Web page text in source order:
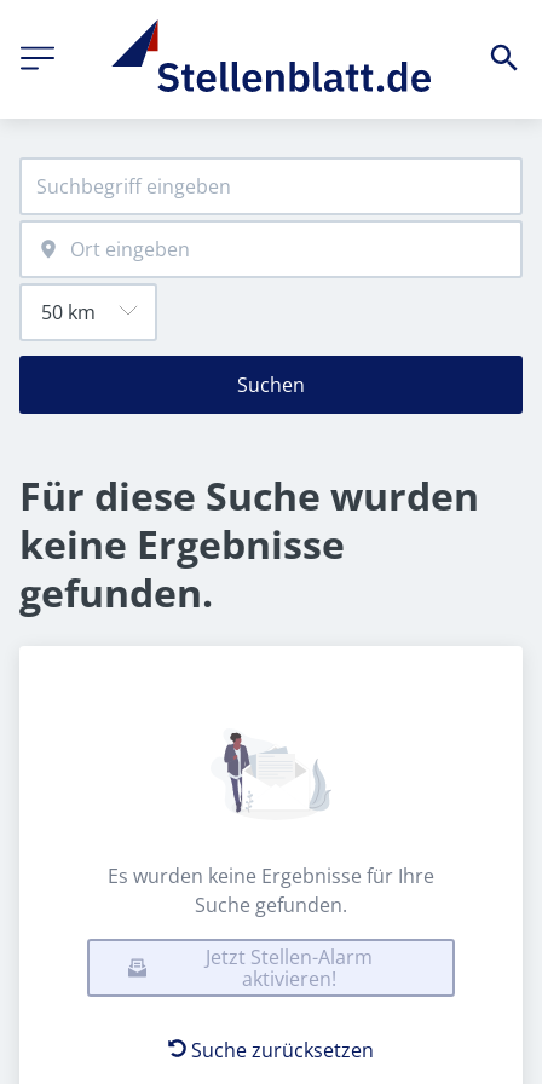
Suchen
Für diese Suche wurden
keine Ergebnisse
gefunden.
Es wurden keine Ergebnisse für Ihre
Suche gefunden.
Jetzt Stellen-Alarm
aktivieren!
Suche zurücksetzen